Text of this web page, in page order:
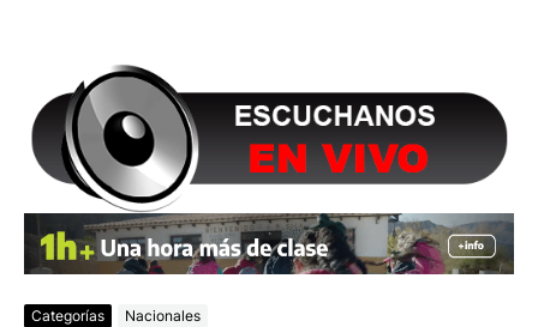
Categorías Nacionales